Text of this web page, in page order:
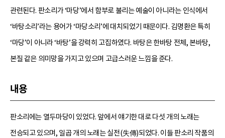
관련된다. 판소리가 ‘마당’에서 함부로 불리는 예술이 아니라는 인식에서
‘바탕소리’라는 용어가 ‘마당소리’에 대치되었기 때문이다. 김명환은 특히
‘마당’이 아니라 ‘바탕’을 강력히 고집하였다. 바탕은 한바탕 전체, 본바탕,
본질 같은 의미망을 가지고 있으며 고급스러운 느낌을 준다.
내용
판소리에는 열두마당이 있었다. 앞에서 얘기한 대로 다섯 개의 노래는
전승되고 있으며, 일곱 개의 노래는 실전(失傳)되었다. 이들 판소리 작품의